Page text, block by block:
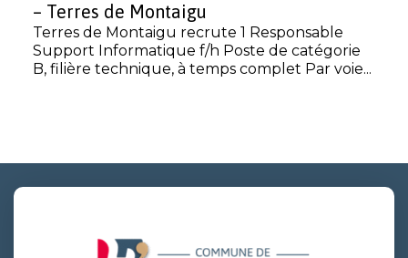
– Terres de Montaigu
Terres de Montaigu recrute 1 Responsable
Support Informatique f/h Poste de catégorie
B, filière technique, à temps complet Par voie...